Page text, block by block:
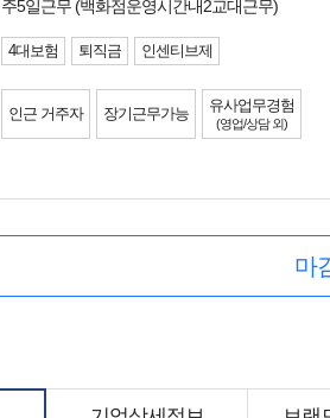
주5일근무 (백화점운영시간내2교대근무)
4대보험 퇴직금 인센티브제
인근 거주자 장기근무가능 유사업무경험
(영업/상담 외)
마